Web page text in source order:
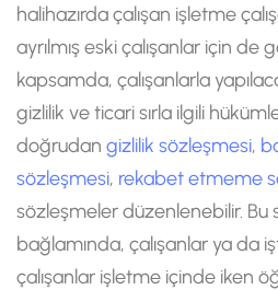
halihazırda çalışan işletme
ayrılmış eski çalışanlar için de
kapsamda, çalışanlarla
gizlilik ve ticari sırla ilgili
doğrudan gizlilik sözleşmesi,
sözleşmesi, rekabet etmeme
sözleşmeler düzenlenebilir. Bu
bağlamında, çalışanlar ya da
çalışanlar işletme içinde iken